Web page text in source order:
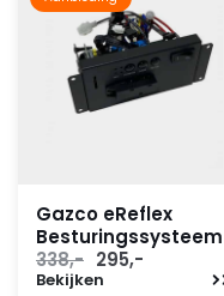
Gazco eReflex
Besturingssysteem
338,- Oorspronkelijke
prijs
295,-
Bekijken